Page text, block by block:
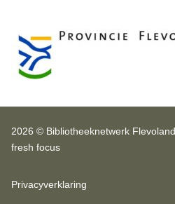
2026 © Bibliotheeknetwerk
fresh focus
Privacyverklaring